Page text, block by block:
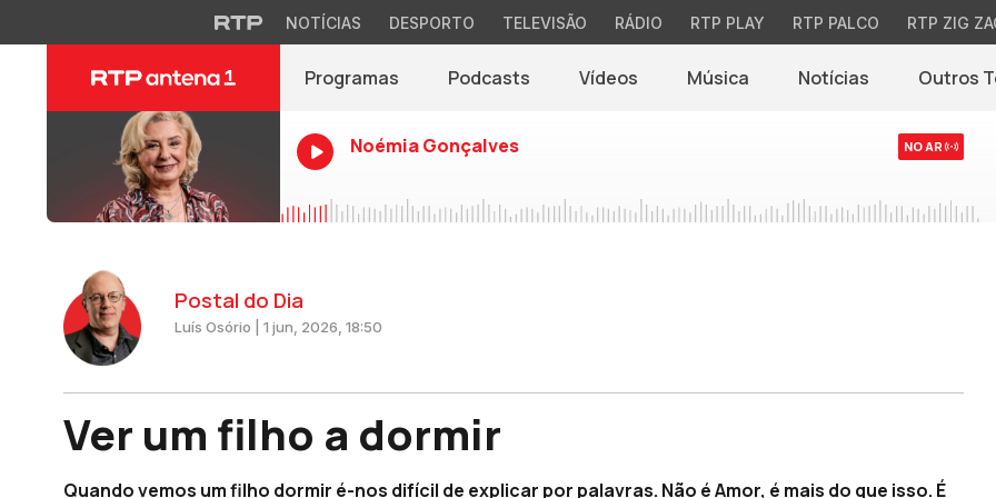
NOTÍCIAS DESPORTO TELEVISÃO RÁDIO RTP PLAY RTP PALCO RTP ZIG
Programas Podcasts Vídeos Música Notícias(abre em nova
Outros
Noémia Gonçalves NO AR
Postal do Dia
Luís Osório | 1 jun, 2026, 18:50
Ver um filho a dormir
Quando vemos um filho dormir é-nos difícil de explicar por palavras. Não é Amor, é mais do que isso. É